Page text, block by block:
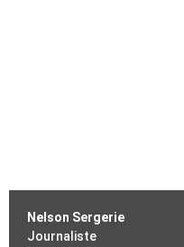
Nelson Sergerie
Journaliste